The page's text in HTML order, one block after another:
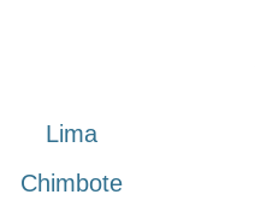
Lima
Chimbote